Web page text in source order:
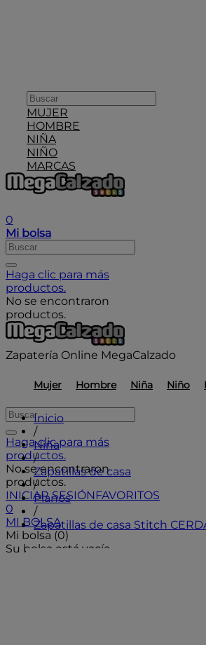
MUJER
HOMBRE
NIÑA
NIÑO
MARCAS
0
Mi bolsa
Haga clic para más
productos.
No se encontraron
productos.
Zapatería Online MegaCalzado
Mujer Hombre Niña Niño
Haga clic para más
productos.
No se encontraron
productos.
INICIAR SESIÓNFAVORITOS
0
MI BOLSA
Mi bolsa (0)
Su bolsa está vacía.
Inicio
/
Niña
/
Zapatillas de casa
/
Planos
/
Zapatillas de casa Stitch